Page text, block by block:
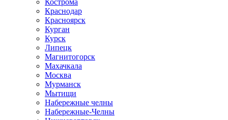
Кострома
Краснодар
Красноярск
Курган
Курск
Липецк
Магнитогорск
Махачкала
Москва
Мурманск
Мытищи
Набережные челны
Набережные-Челны